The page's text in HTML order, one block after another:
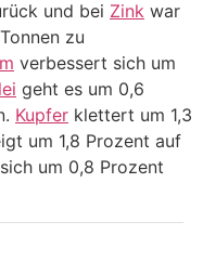
und bei Zink war
zu
verbessert sich um
geht es um 0,6
Kupfer klettert um 1,3
um 1,8 Prozent auf
um 0,8 Prozent